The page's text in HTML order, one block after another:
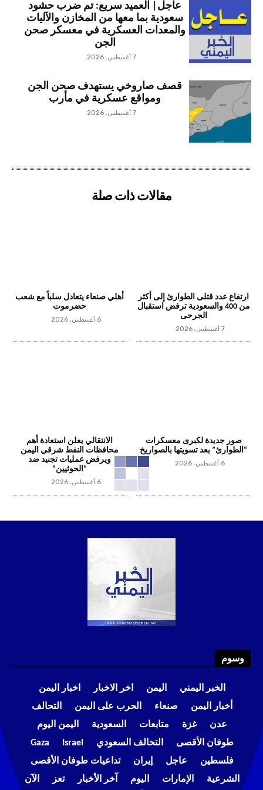
عاجل| العميد سريع: تم ضرب حشود
سعودية بما معها من المخازن والآليات
والمعدات العسكرية في معسكر صحن
الجن
7 أغسطس، 2026
قصف صاروخي يستهدف صحن الجن
ومواقع عسكرية في مأرب
7 أغسطس، 2026
مقالات ذات صلة
ارتفاع عدد قتلى الطوارئ إلى أكثر
من 400 والسعودية ترفض استقبال
الجرحى
7 أغسطس، 2026
أهلي صنعاء يتعادل سلباً مع شعب
حضرموت
6 أغسطس، 2026
صور جديدة لكبرى معسكرات
“الطوارئ” بعد تسويتها بالصواريخ
6 أغسطس، 2026
الانتقالي يعلن استعادة أهم
محافظات النفط شرقي اليمن
ويرفض عمليات تجنيد ضد
“الحوثيين”
6 أغسطس، 2026
وسوم
الخبر اليمني اليمن اخر الاخبار
اخبار اليمن
أخبار اليمن
صنعاء الحرب على اليمن
التحالف
عدن
غزة متابعات السعودية
اليمن اليوم
طوفان الأقصى
التحالف السعودي Israel
Gaza
فلسطين
عاجل إيران
تداعيات طوفان الأقصى
الشرعية
الإمارات اليوم آخر الأخبار تعز الآن